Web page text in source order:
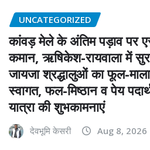
UNCATEGORIZED
कांवड़ मेले के अंतिम पड़ाव पर
कमान, ऋषिकेश-रायवाला में
जायजा श्रद्धालुओं का फूल-
स्वागत, फल-मिष्ठान व पेय
यात्रा की शुभकामनाएं
देवभूमि केसरी Aug 8, 2026